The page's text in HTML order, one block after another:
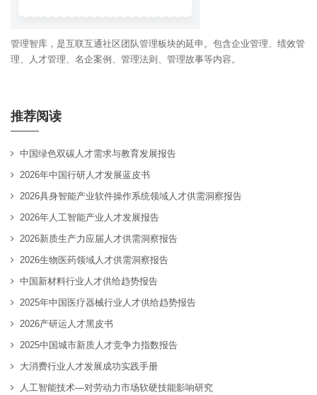
管理智库，是互联互通社区团队管理板块的延申。包含企业管理、绩效管
理、人才管理、名企案例、管理法则、管理故事等内容。
推荐阅读
中国绿色双碳人才需求与教育发展报告
2026年中国行研人才发展蓝皮书
2026具身智能产业软件操作系统领域人才供需洞察报告
2026年人工智能产业人才发展报告
2026新质生产力应届人才供需洞察报告
2026生物医药领域人才供需洞察报告
中国新材料行业人才供给趋势报告
2025年中国医疗器械行业人才供给趋势报告
2026产研运人才黑皮书
2025中国城市新质人才竞争力指数报告
大消费行业人才发展成功实践手册
人工智能技术—对劳动力市场软硬技能影响研究